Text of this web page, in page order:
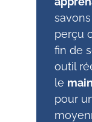
perçu
fin de
outil
le
pour